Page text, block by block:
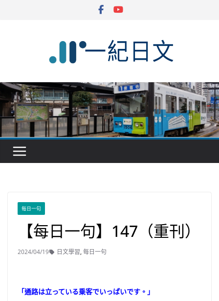
每日一句
【每日一句】147（重刊）
2024/04/19 日文學習,每日一句
「通路は立っている乗客でいっぱいです。」